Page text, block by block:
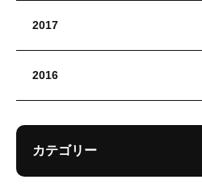
2017
2016
カテゴリー